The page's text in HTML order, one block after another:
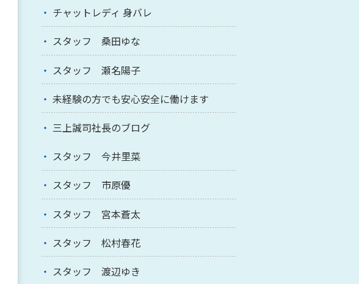
チャットレディ 身バレ
スタッフ 桑田ゆな
スタッフ 瀬名陽子
未経験の方でも安心安全に働けます
三上誠司社長のブログ
スタッフ 今井里菜
スタッフ 市原優
スタッフ 宮本蒼太
スタッフ 松村春花
スタッフ 渡辺ゆき